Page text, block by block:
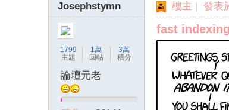
Josephstymn
1799
主題
1萬
回帖
3萬
積分
論壇元老
樓主 | 發表
fast